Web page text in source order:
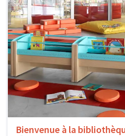
Bienvenue à la